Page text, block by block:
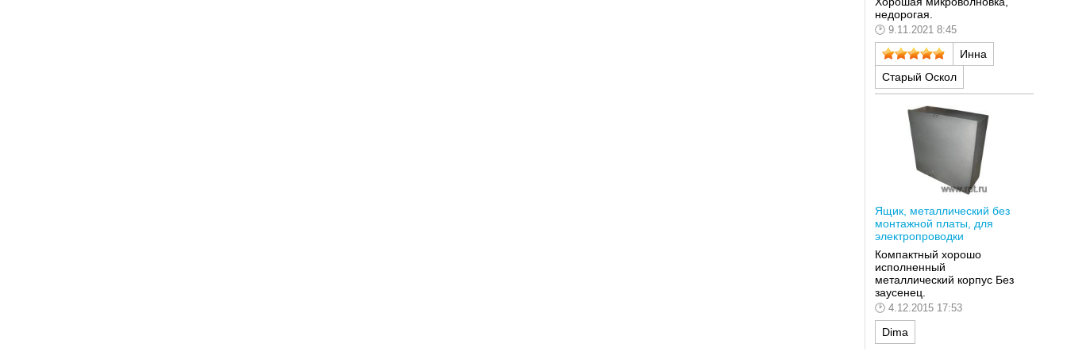
недорогая.
9.11.2021 8:45
Инна
Старый Оскол
Ящик, металлический без
монтажной платы, для
электропроводки
Компактный хорошо
исполненный
металлический корпус Без
заусенец.
4.12.2015 17:53
Dima